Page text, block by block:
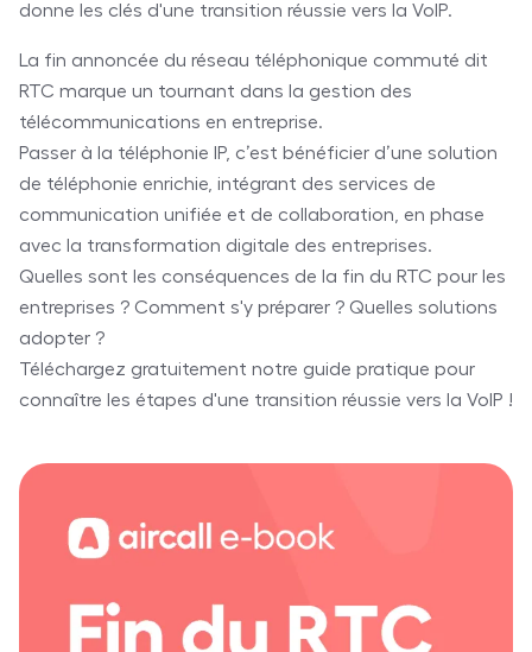
donne les clés d'une transition réussie vers la VoIP.
La fin annoncée du réseau téléphonique commuté dit
RTC marque un tournant dans la gestion des
télécommunications en entreprise.
Passer à la téléphonie IP, c’est bénéficier d’une solution
de téléphonie enrichie, intégrant des services de
communication unifiée et de collaboration, en phase
avec la transformation digitale des entreprises.
Quelles sont les conséquences de la fin du RTC pour les
entreprises ? Comment s'y préparer ? Quelles solutions
adopter ?
Téléchargez gratuitement notre guide pratique pour
connaître les étapes d'une transition réussie vers la VoIP !